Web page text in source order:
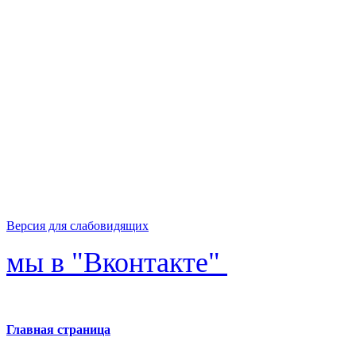
Версия для слабовидящих
мы в "Вконтакте"
Главная страница